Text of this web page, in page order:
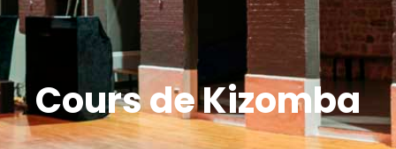
Cours de Kizomba